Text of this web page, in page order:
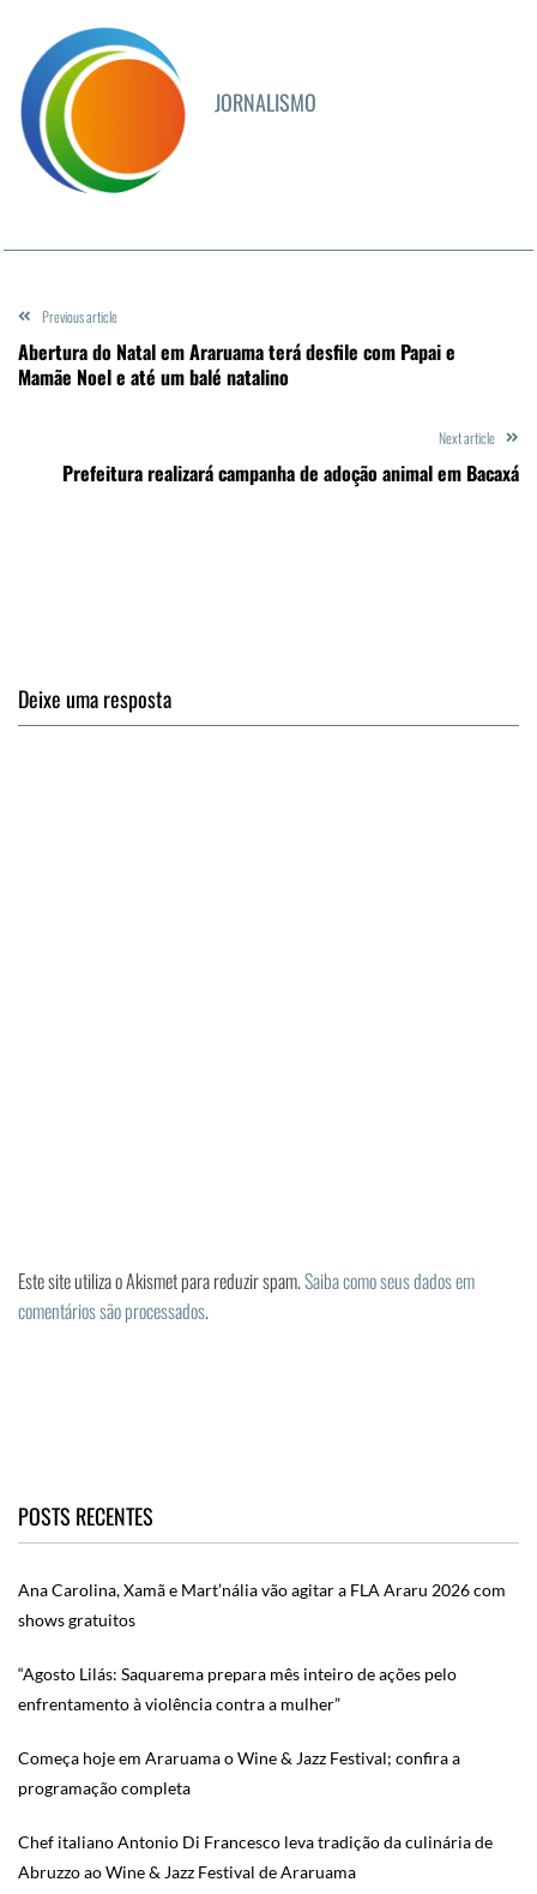
JORNALISMO
Previous article
Abertura do Natal em Araruama terá desfile com Papai e
Mamãe Noel e até um balé natalino
Next article
Prefeitura realizará campanha de adoção animal em Bacaxá
Deixe uma resposta
Este site utiliza o Akismet para reduzir spam.Saiba como seus dados em
comentários são processados.
POSTS RECENTES
Ana Carolina, Xamã e Mart’nália vão agitar a FLA Araru 2026 com
shows gratuitos
“Agosto Lilás: Saquarema prepara mês inteiro de ações pelo
enfrentamento à violência contra a mulher”
Começa hoje em Araruama o Wine & Jazz Festival; confira a
programação completa
Chef italiano Antonio Di Francesco leva tradição da culinária de
Abruzzo ao Wine & Jazz Festival de Araruama